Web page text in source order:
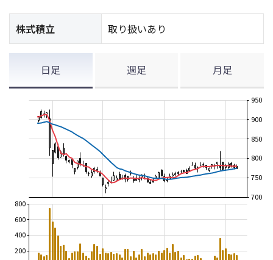
株式積立 取り扱いあり
日足 週足 月足
700
750
800
850
900
950
200
400
600
800